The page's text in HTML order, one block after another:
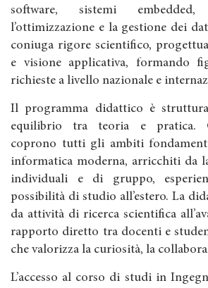
software, sistemi
l’ottimizzazione e la gestione dei
coniuga rigore scientifico,
e visione applicativa, formando
richieste a livello nazionale e
Il programma didattico è
equilibrio tra teoria e pratica.
coprono tutti gli ambiti
informatica moderna, arricchiti da
individuali e di gruppo,
possibilità di studio all’estero. La
da attività di ricerca scientifica
rapporto diretto tra docenti e
che valorizza la curiosità, la
L’accesso al corso di studi in